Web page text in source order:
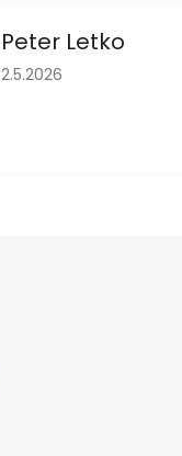
Peter Letko
Hodnocení obchodu
2.5.2026